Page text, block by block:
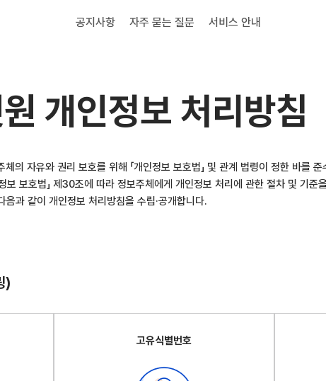
공지사항 자주 묻는 질문 서비스 안내
개인정보 처리방침
의 자유와 권리 보호를 위해 「개인정보 보호법」 및 관계 법령이 정한 바를
보 보호법」 제30조에 따라 정보주체에게 개인정보 처리에 관한 절차 및 기
과 같이 개인정보 처리방침을 수립·공개합니다.
)
고유식별번호